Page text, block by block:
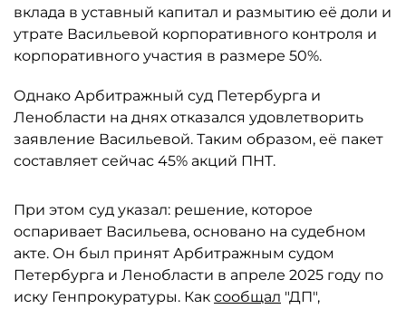
вклада в уставный капитал и размытию её доли и
утрате Васильевой корпоративного контроля и
корпоративного участия в размере 50%.
Однако Арбитражный суд Петербурга и
Ленобласти на днях отказался удовлетворить
заявление Васильевой. Таким образом, её пакет
составляет сейчас 45% акций ПНТ.
При этом суд указал: решение, которое
оспаривает Васильева, основано на судебном
акте. Он был принят Арбитражным судом
Петербурга и Ленобласти в апреле 2025 году по
иску Генпрокуратуры. Как сообщал "ДП",